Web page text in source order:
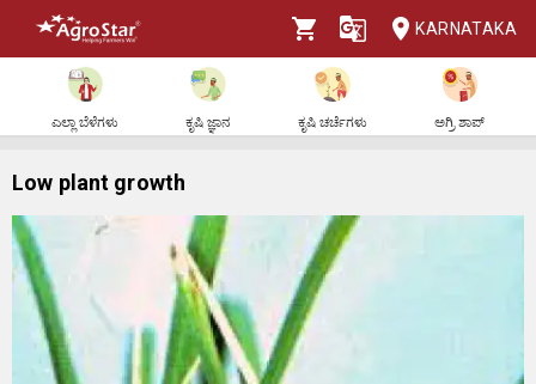
KARNATAKA
ಎಲ್ಲಾ ಬೆಳೆಗಳು ಕೃಷಿ ಜ್ಞಾನ ಕೃಷಿ ಚರ್ಚೆಗಳು ಅಗ್ರಿ ಶಾಪ್
Low plant growth